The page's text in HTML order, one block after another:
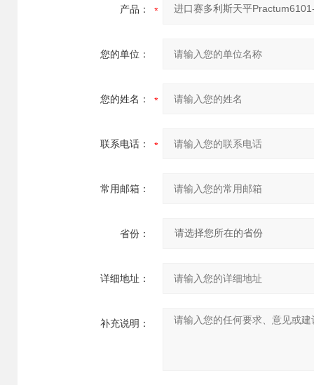
产品：
您的单位：
您的姓名：
联系电话：
常用邮箱：
省份：
详细地址：
补充说明：